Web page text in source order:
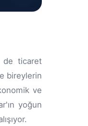
de ticaret
bireylerin
ve
yoğun